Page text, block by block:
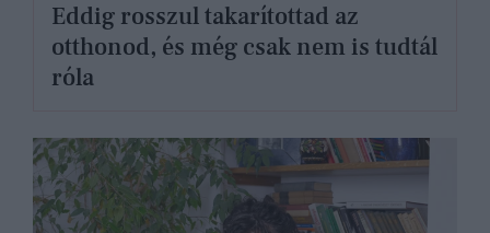
Eddig rosszul takarítottad az
otthonod, és még csak nem is tudtál
róla